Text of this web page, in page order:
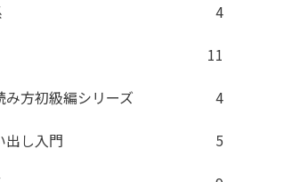
4
11
み方初級編シリーズ
4
出し入門
5